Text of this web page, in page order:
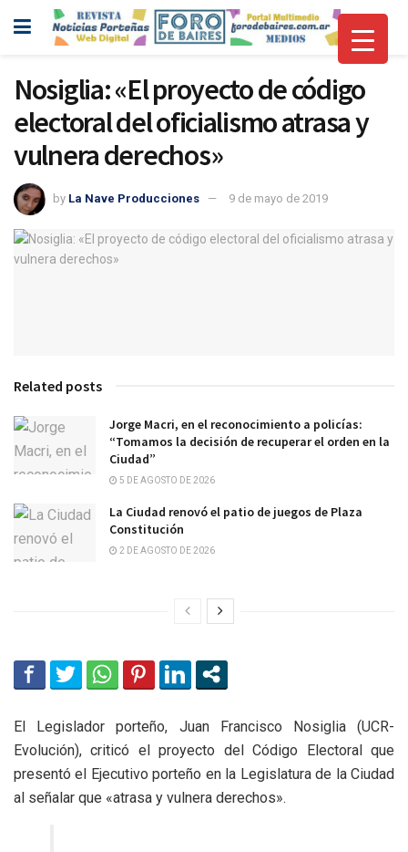
Nosiglia: «El proyecto de código
electoral del oficialismo atrasa y
vulnera derechos»
by La Nave Producciones 9 de mayo de 2019
Related posts
Jorge Macri, en el reconocimiento a policías:
“Tomamos la decisión de recuperar el orden en la
Ciudad”
5 DE AGOSTO DE 2026
La Ciudad renovó el patio de juegos de Plaza
Constitución
2 DE AGOSTO DE 2026
El Legislador porteño, Juan Francisco Nosiglia (UCR-
Evolución), criticó el proyecto del Código Electoral que
presentó el Ejecutivo porteño en la Legislatura de la Ciudad
al señalar que «atrasa y vulnera derechos».